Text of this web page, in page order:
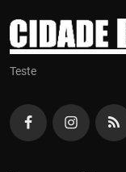
Teste